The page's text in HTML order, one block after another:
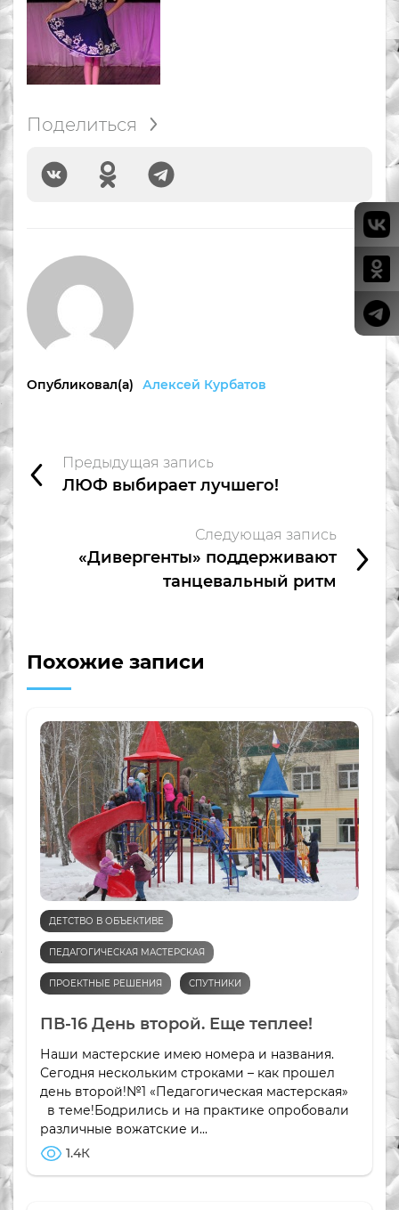
Поделиться
Опубликовал(а) Алексей Курбатов
Предыдущая запись
ЛЮФ выбирает лучшего!
Следующая запись
«Дивергенты» поддерживают
танцевальный ритм
Похожие записи
ДЕТСТВО В ОБЪЕКТИВЕ
ПЕДАГОГИЧЕСКАЯ МАСТЕРСКАЯ
ПРОЕКТНЫЕ РЕШЕНИЯ СПУТНИКИ
ПВ-16 День второй. Еще теплее!
Наши мастерские имею номера и названия.
Сегодня нескольким строками – как прошел
день второй!№1 «Педагогическая мастерская»
в теме!Бодрились и на практике опробовали
различные вожатские и...
1.4К